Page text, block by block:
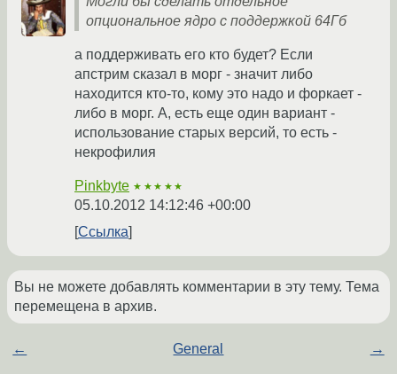
опциональное ядро с поддержкой 64Гб
а поддерживать его кто будет? Если
апстрим сказал в морг - значит либо
находится кто-то, кому это надо и форкает -
либо в морг. А, есть еще один вариант -
использование старых версий, то есть -
некрофилия
Pinkbyte ★★★★★
05.10.2012 14:12:46 +00:00
Ссылка
Вы не можете добавлять комментарии в эту тему. Тема
перемещена в архив.
← General →